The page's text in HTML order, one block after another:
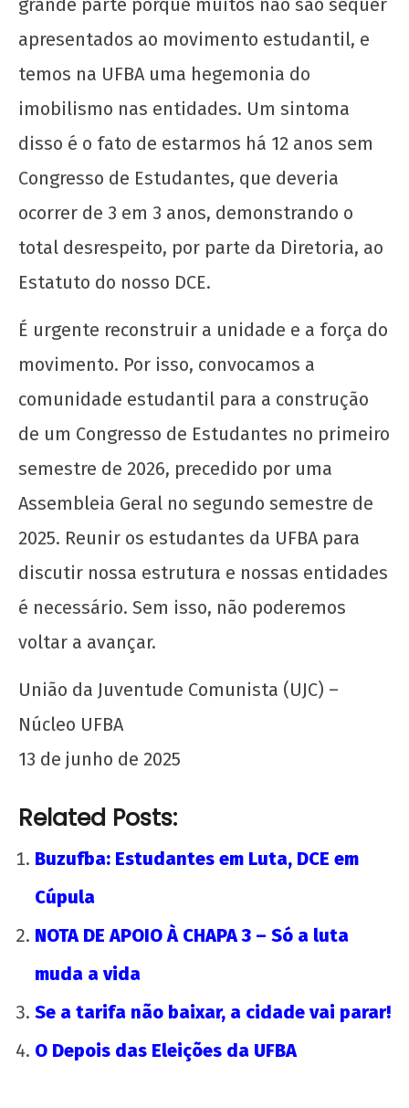
O Perfil da Juventude Baiana
14 de
de
CN
UJC
Buzufba: Estudantes em Luta, DCE em Cúpula
junho
2025
CN
grande parte porque muitos não são sequer
apresentados ao movimento estudantil, e
temos na UFBA uma hegemonia do
imobilismo nas entidades. Um sintoma
disso é o fato de estarmos há 12 anos sem
Congresso de Estudantes, que deveria
ocorrer de 3 em 3 anos, demonstrando o
total desrespeito, por parte da Diretoria, ao
Estatuto do nosso DCE.
É urgente reconstruir a unidade e a força do
movimento. Por isso, convocamos a
comunidade estudantil para a construção
de um Congresso de Estudantes no primeiro
semestre de 2026, precedido por uma
Assembleia Geral no segundo semestre de
2025. Reunir os estudantes da UFBA para
discutir nossa estrutura e nossas entidades
é necessário. Sem isso, não poderemos
voltar a avançar.
União da Juventude Comunista (UJC) –
Núcleo UFBA
13 de junho de 2025
Related Posts:
Buzufba: Estudantes em Luta, DCE em
Cúpula
NOTA DE APOIO À CHAPA 3 – Só a luta
muda a vida
Se a tarifa não baixar, a cidade vai parar!
O Depois das Eleições da UFBA